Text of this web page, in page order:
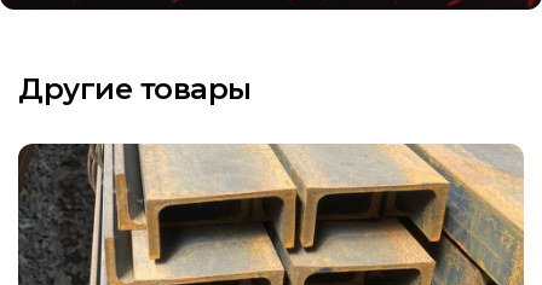
Другие товары